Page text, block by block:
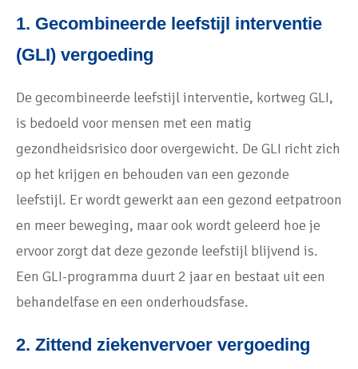
1. Gecombineerde leefstijl interventie
(GLI) vergoeding
De gecombineerde leefstijl interventie, kortweg GLI,
is bedoeld voor mensen met een matig
gezondheidsrisico door overgewicht. De GLI richt zich
op het krijgen en behouden van een gezonde
leefstijl. Er wordt gewerkt aan een gezond eetpatroon
en meer beweging, maar ook wordt geleerd hoe je
ervoor zorgt dat deze gezonde leefstijl blijvend is.
Een GLI-programma duurt 2 jaar en bestaat uit een
behandelfase en een onderhoudsfase.
2. Zittend ziekenvervoer vergoeding